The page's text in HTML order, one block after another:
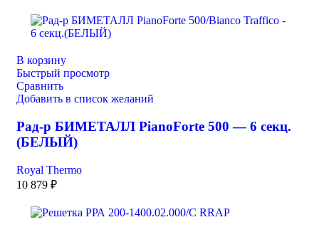
В корзину
Быстрый просмотр
Сравнить
Добавить в список желаний
Рад-р БИМЕТАЛЛ PianoForte 500 — 6 секц.
(БЕЛЫЙ)
Royal Thermo
10 879 ₽